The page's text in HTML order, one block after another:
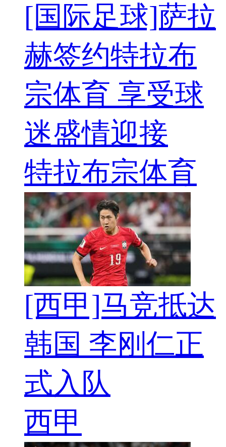
[国际足球]萨拉
赫签约特拉布
宗体育 享受球
迷盛情迎接
特拉布宗体育
[西甲]马竞抵达
韩国 李刚仁正
式入队
西甲